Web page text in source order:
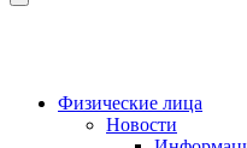
Физические лица
Новости